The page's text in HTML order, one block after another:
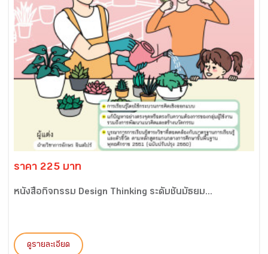
ราคา 225 บาท
หนังสือกิจกรรม Design Thinking ระดับชั้นมัธยม...
ดูรายละเอียด